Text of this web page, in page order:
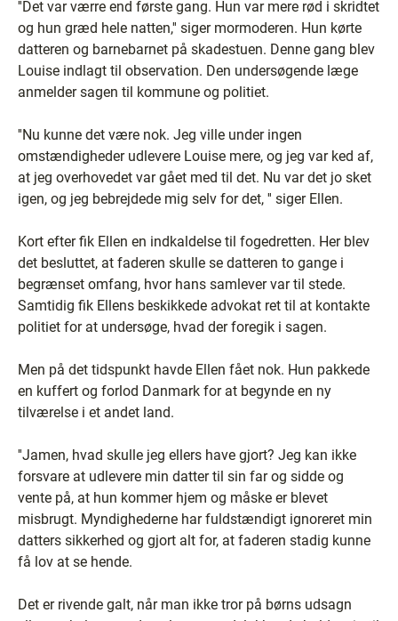
''Det var værre end første gang. Hun var mere rød i skridtet
og hun græd hele natten,'' siger mormoderen. Hun kørte
datteren og barnebarnet på skadestuen. Denne gang blev
Louise indlagt til observation. Den undersøgende læge
anmelder sagen til kommune og politiet.
''Nu kunne det være nok. Jeg ville under ingen
omstændigheder udlevere Louise mere, og jeg var ked af,
at jeg overhovedet var gået med til det. Nu var det jo sket
igen, og jeg bebrejdede mig selv for det, '' siger Ellen.
Kort efter fik Ellen en indkaldelse til fogedretten. Her blev
det besluttet, at faderen skulle se datteren to gange i
begrænset omfang, hvor hans samlever var til stede.
Samtidig fik Ellens beskikkede advokat ret til at kontakte
politiet for at undersøge, hvad der foregik i sagen.
Men på det tidspunkt havde Ellen fået nok. Hun pakkede
en kuffert og forlod Danmark for at begynde en ny
tilværelse i et andet land.
''Jamen, hvad skulle jeg ellers have gjort? Jeg kan ikke
forsvare at udlevere min datter til sin far og sidde og
vente på, at hun kommer hjem og måske er blevet
misbrugt. Myndighederne har fuldstændigt ignoreret min
datters sikkerhed og gjort alt for, at faderen stadig kunne
få lov at se hende.
Det er rivende galt, når man ikke tror på børns udsagn